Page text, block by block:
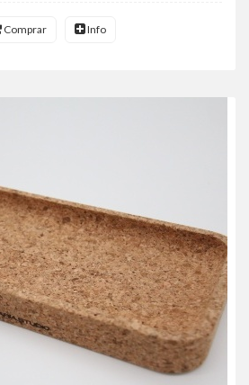
Comprar Info